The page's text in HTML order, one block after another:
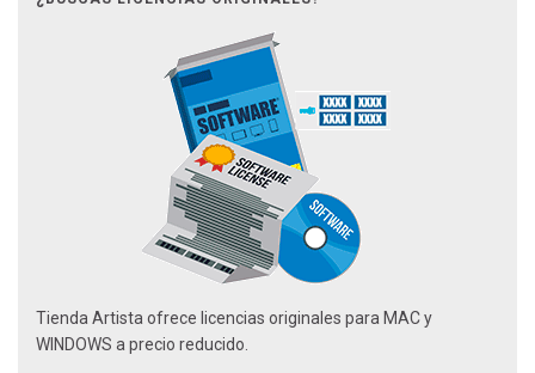
Tienda Artista ofrece licencias originales para MAC y
WINDOWS a precio reducido.